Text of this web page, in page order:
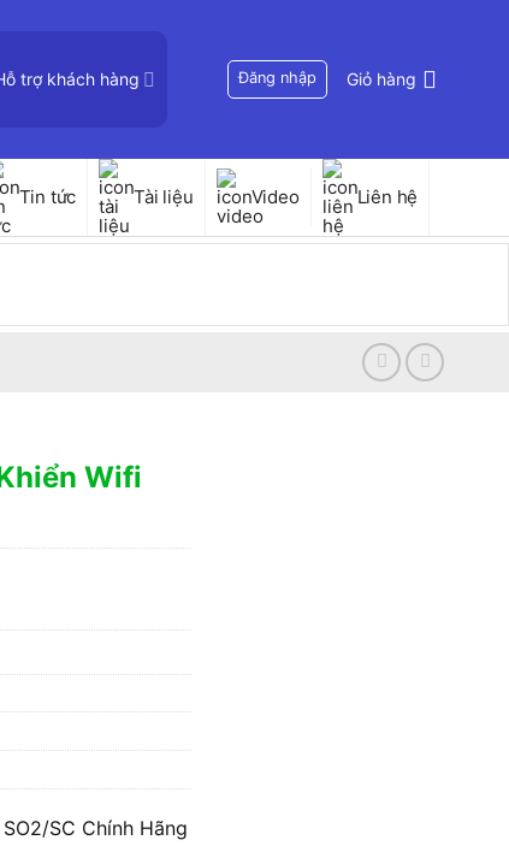
trợ khách hàng Đăng nhập Giỏ hàng
Tin tức Tài liệu Video Liên hệ
Wifi
SC Chính Hãng